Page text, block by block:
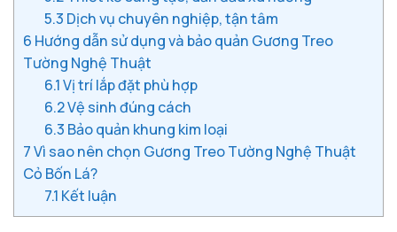
5.3 Dịch vụ chuyên nghiệp, tận tâm
6 Hướng dẫn sử dụng và bảo quản Gương Treo
Tường Nghệ Thuật
6.1Vị trí lắp đặt phù hợp
6.2Vệ sinh đúng cách
6.3 Bảo quản khung kim loại
7Vì sao nên chọn Gương Treo Tường Nghệ Thuật
Cỏ Bốn Lá?
7.1 Kết luận